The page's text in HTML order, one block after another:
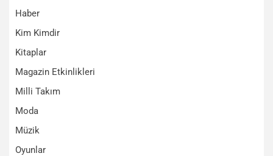
Haber
Kim Kimdir
Kitaplar
Magazin Etkinlikleri
Milli Takım
Moda
Müzik
Oyunlar